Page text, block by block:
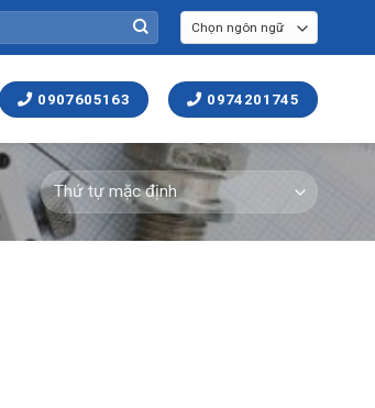
0907605163 0974201745